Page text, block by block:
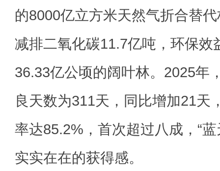
的8000亿立方米天然气折合替
减排二氧化碳11.7亿吨，环保效
36.33亿公顷的阔叶林。2025年
良天数为311天，同比增加21天
率达85.2%，首次超过八成，“
实实在在的获得感。